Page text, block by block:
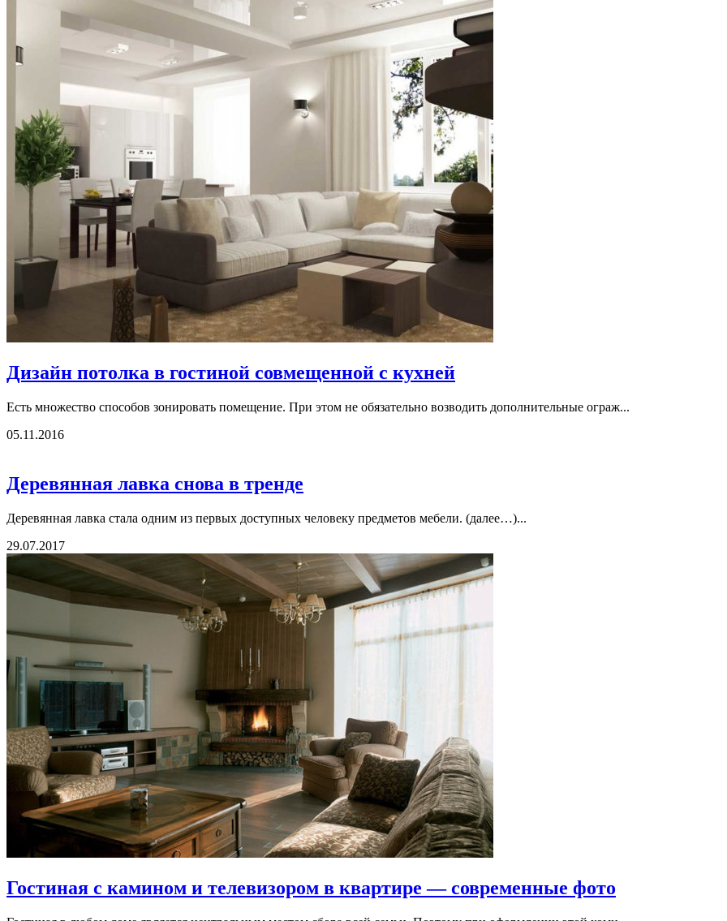
Дизайн потолка в гостиной совмещенной с кухней
Есть множество способов зонировать помещение. При этом не обязательно возводить дополнительные ограж...
05.11.2016
Деревянная лавка снова в тренде
Деревянная лавка стала одним из первых доступных человеку предметов мебели. (далее…)...
29.07.2017
Гостиная с камином и телевизором в квартире — современные фото